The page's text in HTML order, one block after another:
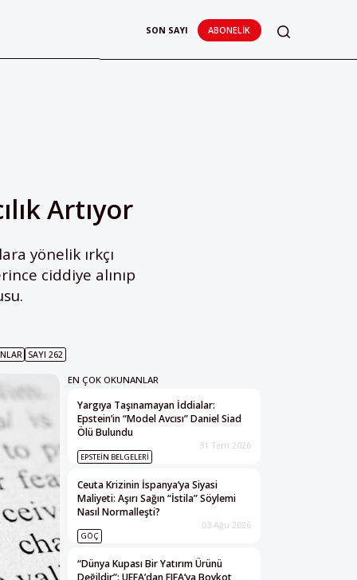
SON SAYI ABONELIK
Artıyor
yönelik ırkçı
ciddiye alınıp
SAYI 262
EN ÇOK OKUNANLAR
Yargıya Taşınamayan İddialar:
Epstein’in “Model Avcısı” Daniel Siad
Ölü Bulundu
EPSTEIN BELGELERI
31 Tem 2026
Ceuta Krizinin İspanya’ya Siyasi
Maliyeti: Aşırı Sağın “İstila” Söylemi
Nasıl Normalleşti?
GÖÇ
03 Ağu 2026
“Dünya Kupası Bir Yatırım Ürünü